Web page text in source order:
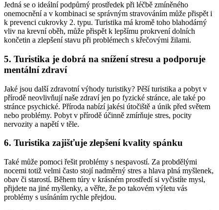
Jedná se o ideální podpůrný prostředek při léčbě zmíněného
onemocnění a v kombinaci se správným stravováním může přispět i
k prevenci cukrovky 2. typu. Turistika má kromě toho blahodárný
vliv na krevní oběh, může přispět k lepšímu prokrvení dolních
končetin a zlepšení stavu při problémech s křečovými žilami.
5. Turistika je dobrá na snížení stresu a podporuje
mentální zdraví
Jaké jsou další zdravotní výhody turistiky? Pěší turistika a pobyt v
přírodě neovlivňují naše zdraví jen po fyzické stránce, ale také po
stránce psychické. Příroda nabízí jakési útočiště a únik před světem
nebo problémy. Pobyt v přírodě účinně zmírňuje stres, pocity
nervozity a napětí v těle.
6. Turistika zajišťuje zlepšení kvality spánku
Také může pomoci řešit problémy s nespavostí. Za probdělými
nocemi totiž velmi často stojí nadměrný stres a hlava plná myšlenek,
obav či starostí. Během túry v krásném prostředí si vyčistíte mysl,
přijdete na jiné myšlenky, a věřte, že po takovém výletu vás
problémy s usínáním rychle přejdou.